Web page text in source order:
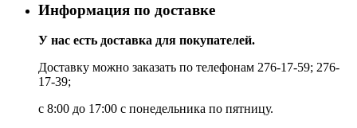
Информация по доставке
У нас есть доставка для покупателей.
Доставку можно заказать по телефонам 276-17-59; 276-
17-39;
с 8:00 до 17:00 с понедельника по пятницу.